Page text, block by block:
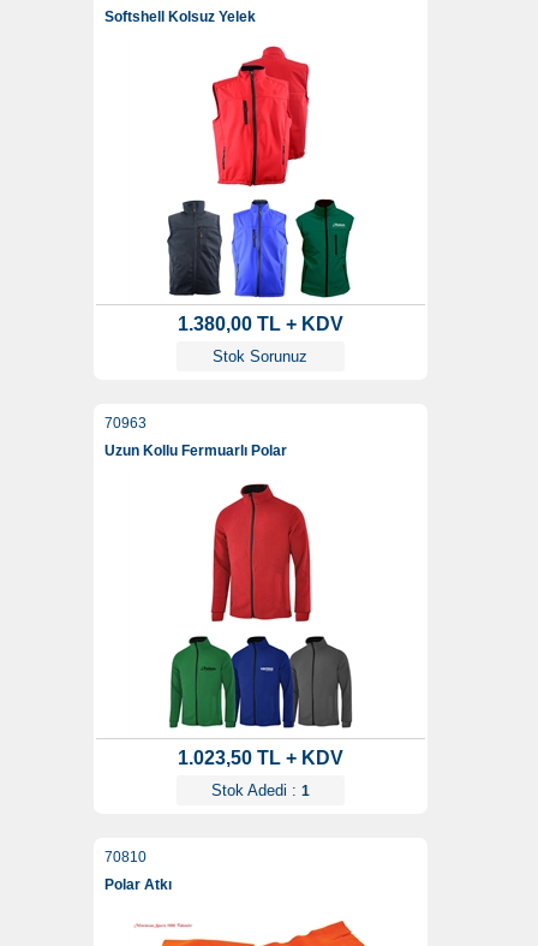
Softshell Kolsuz Yelek
1.380,00 TL + KDV
Stok Sorunuz
70963
Uzun Kollu Fermuarlı Polar
1.023,50 TL + KDV
Stok Adedi : 1
70810
Polar Atkı